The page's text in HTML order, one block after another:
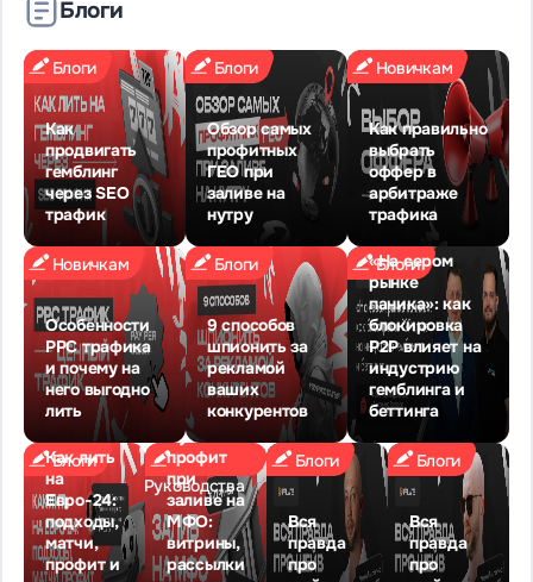
Блоги
Блоги
Как
продвигать
гемблинг
через SEO
трафик
Блоги
Обзор самых
профитных
ГЕО при
заливе на
нутру
Новичкам
Как правильно
выбрать
оффер в
арбитраже
трафика
Новичкам
Особенности
PPC трафика
и почему на
него выгодно
лить
Блоги
9 способов
шпионить за
рекламой
ваших
конкурентов
Блоги
«На сером
рынке
паника»: как
блокировка
P2P влияет на
индустрию
гемблинга и
беттинга
Блоги
Как лить
на
Евро-24:
подходы,
матчи,
профит и
Руководства
Лучший
профит
при
заливе на
МФО:
витрины,
рассылки
Блоги
Вся
правда
про
Блоги
Вся
правда
про
«На колл-
центр